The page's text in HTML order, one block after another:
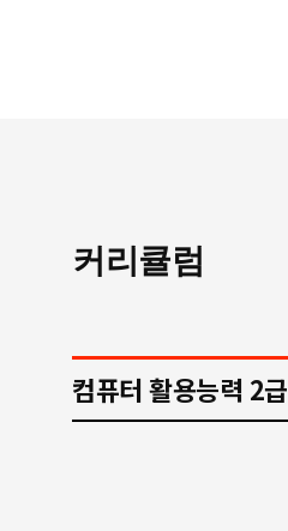
커리큘럼
컴퓨터 활용능력 2급